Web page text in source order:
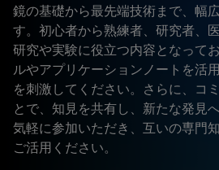
鏡の基礎から最先端技術まで、幅
す。初心者から熟練者、研究者、
研究や実験に役立つ内容となって
ルやアプリケーションノートを活
を刺激してください。さらに、コ
とで、知見を共有し、新たな発見
気軽に参加いただき、互いの専門
ご活用ください。